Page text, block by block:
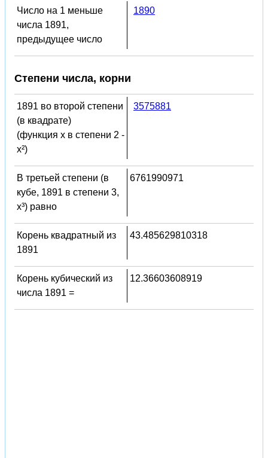
Число на 1 меньше
числа 1891,
предыдущее число
1890
Степени числа, корни
1891 во второй степени
(в квадрате)
(функция x в степени 2 -
x²)
3575881
В третьей степени (в
кубе, 1891 в степени 3,
x³) равно
6761990971
Корень квадратный из
1891
43.485629810318
Корень кубический из
числа 1891 =
12.36603608919